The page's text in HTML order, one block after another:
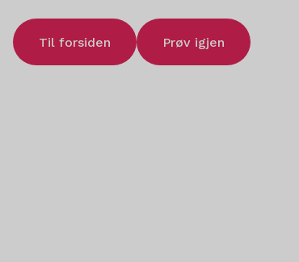
Til forsiden Prøv igjen